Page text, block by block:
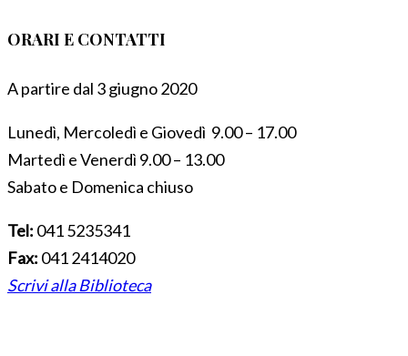
ORARI E CONTATTI
A partire dal 3 giugno 2020
Lunedì, Mercoledì e Giovedì 9.00 – 17.00
Martedì e Venerdì 9.00 – 13.00
Sabato e Domenica chiuso
Tel: 041 5235341
Fax: 041 2414020
Scrivi alla Biblioteca